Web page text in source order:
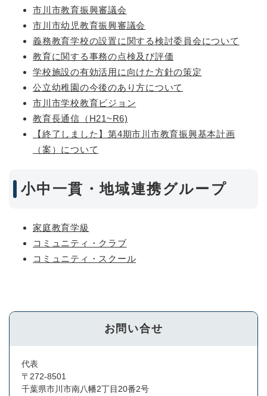
市川市教育振興審議会
市川市幼児教育振興審議会
義務教育学校の設置に関する検討委員会について
教育に関する事務の点検及び評価
学校施設の有効活用に向けた方針の策定
公立幼稚園の今後のあり方について
市川市学校教育ビジョン
教育長通信（H21~R6)
【終了しました】第4期市川市教育振興基本計画
（案）について
小中一貫・地域連携グループ
家庭教育学級
コミュニティ・クラブ
コミュニティ・スクール
お問い合せ
代表
〒272-8501
千葉県市川市南八幡2丁目20番2号